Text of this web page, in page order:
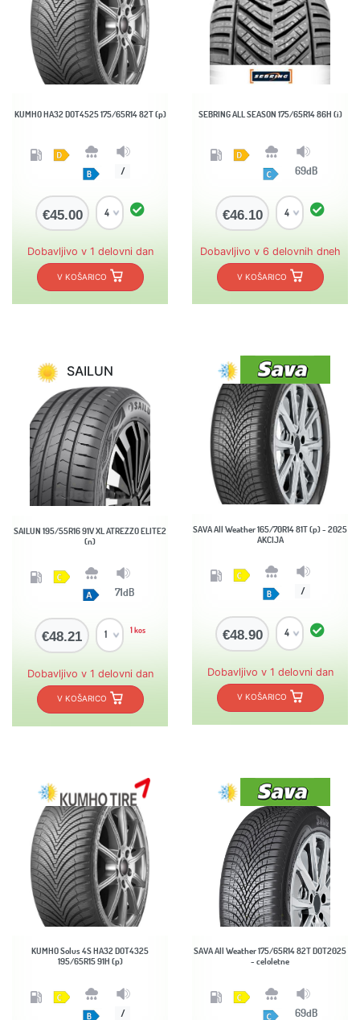
KUMHO HA32 DOT4525 175/65R14 82T (p)
/
€45.00
Dobavljivo v 1 delovni dan
V KOŠARICO
SEBRING ALL SEASON 175/65R14 86H (i)
69dB
€46.10
Dobavljivo v 6 delovnih dneh
V KOŠARICO
SAILUN
SAILUN 195/55R16 91V XL ATREZZO ELITE2
(n)
71dB
€48.21 1 kos
Dobavljivo v 1 delovni dan
V KOŠARICO
SAVA All Weather 165/70R14 81T (p) - 2025
AKCIJA
/
€48.90
Dobavljivo v 1 delovni dan
V KOŠARICO
KUMHO Solus 4S HA32 DOT4325
195/65R15 91H (p)
/
SAVA All Weather 175/65R14 82T DOT2025
- celoletne
69dB